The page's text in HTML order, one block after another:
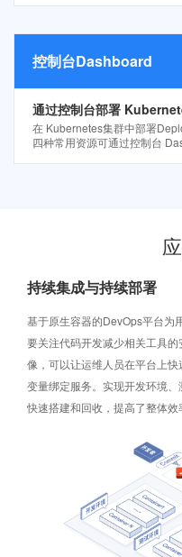
控制台Dashboard
通过控制台部署
在 Kubernetes集群中部署
四种常用资源可通过控制台
持续集成与持续部署
基于原生容器的DevOps平台为
要关注代码开发减少相关工具
像，可以让运维人员在平台上
变量绑定服务。实现开发环境
快速搭建和回收，提高了整体效